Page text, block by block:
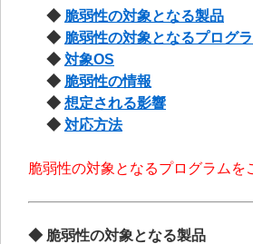
◆ 脆弱性の対象となる製品
◆ 脆弱性の対象となるプログ
◆ 対象OS
◆ 脆弱性の情報
◆ 想定される影響
◆ 対応方法
脆弱性の対象となるプログラム
◆ 脆弱性の対象となる製品